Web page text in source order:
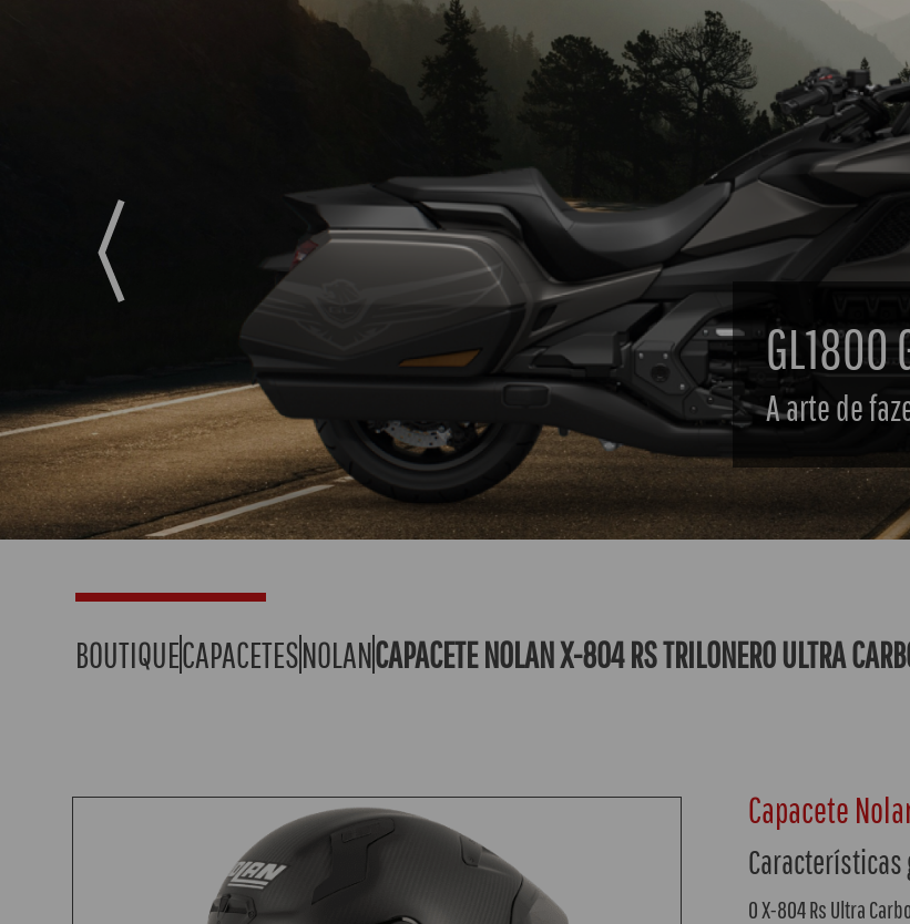
CRF1100L Africa Twin
A essência do turismo de aventura.
Previous
BOUTIQUECAPACETESNOLANCAPACETE NOLAN X-804 RS TRILONERO ULTRA
Capacete
Características
O X-804 Rs Ultra